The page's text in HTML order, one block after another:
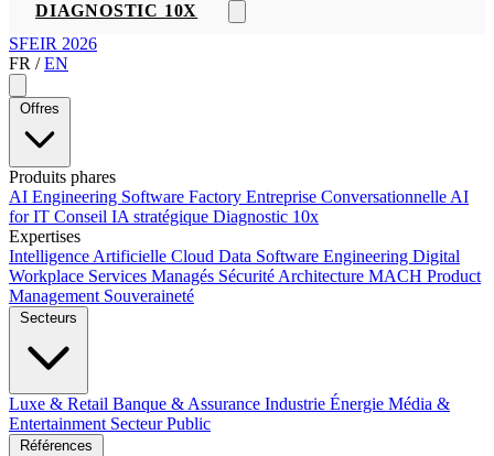
DIAGNOSTIC 10X
SFEIR 2026
FR / EN
Offres
Produits phares
AI Engineering Software Factory Entreprise Conversationnelle AI
for IT Conseil IA stratégique Diagnostic 10x
Expertises
Intelligence Artificielle Cloud Data Software Engineering Digital
Workplace Services Managés Sécurité Architecture MACH Product
Management Souveraineté
Secteurs
Luxe & Retail Banque & Assurance Industrie Énergie Média &
Entertainment Secteur Public
Références